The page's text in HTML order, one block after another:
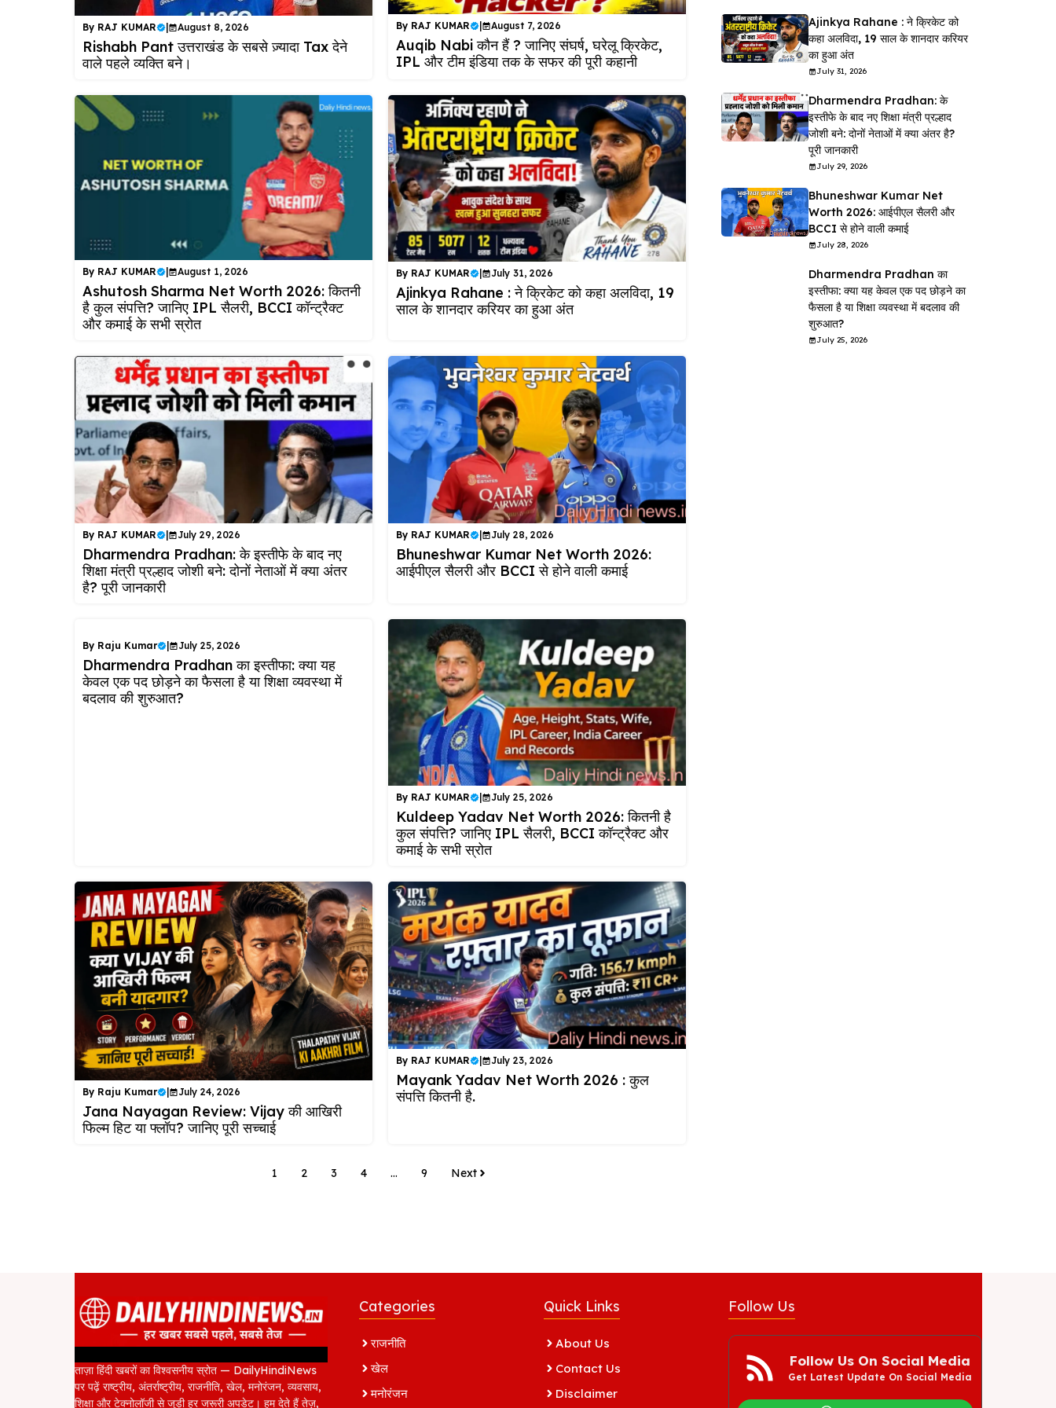
By RAJ KUMAR | August 8, 2026
Rishabh Pant उत्तराखंड के सबसे ज़्यादा Tax देने
वाले पहले व्यक्ति बने।
By RAJ KUMAR | August 7, 2026
Auqib Nabi कौन हैं ? जानिए संघर्ष, घरेलू क्रिकेट,
IPL और टीम इंडिया तक के सफर की पूरी कहानी
By RAJ KUMAR | August 1, 2026
Ashutosh Sharma Net Worth 2026: कितनी
है कुल संपत्ति? जानिए IPL सैलरी, BCCI कॉन्ट्रैक्ट
और कमाई के सभी स्रोत
By RAJ KUMAR | July 31, 2026
Ajinkya Rahane : ने क्रिकेट को कहा अलविदा, 19
साल के शानदार करियर का हुआ अंत
By RAJ KUMAR | July 29, 2026
Dharmendra Pradhan: के इस्तीफे के बाद नए
शिक्षा मंत्री प्रल्हाद जोशी बने: दोनों नेताओं में क्या अंतर
है? पूरी जानकारी
By RAJ KUMAR | July 28, 2026
Bhuneshwar Kumar Net Worth 2026:
आईपीएल सैलरी और BCCI से होने वाली कमाई
By Raju Kumar | July 25, 2026
Dharmendra Pradhan का इस्तीफा: क्या यह
केवल एक पद छोड़ने का फैसला है या शिक्षा व्यवस्था में
बदलाव की शुरुआत?
By RAJ KUMAR | July 25, 2026
Kuldeep Yadav Net Worth 2026: कितनी है
कुल संपत्ति? जानिए IPL सैलरी, BCCI कॉन्ट्रैक्ट और
कमाई के सभी स्रोत
By Raju Kumar | July 24, 2026
Jana Nayagan Review: Vijay की आखिरी
फिल्म हिट या फ्लॉप? जानिए पूरी सच्चाई
By RAJ KUMAR | July 23, 2026
Mayank Yadav Net Worth 2026 : कुल
संपत्ति कितनी है.
1 2 3 4 … 9 Next
Ajinkya Rahane : ने क्रिकेट को
कहा अलविदा, 19 साल के शानदार करियर
का हुआ अंत
July 31, 2026
Dharmendra Pradhan: के
इस्तीफे के बाद नए शिक्षा मंत्री प्रल्हाद
जोशी बने: दोनों नेताओं में क्या अंतर है?
पूरी जानकारी
July 29, 2026
Bhuneshwar Kumar Net
Worth 2026: आईपीएल सैलरी और
BCCI से होने वाली कमाई
July 28, 2026
Dharmendra Pradhan का
इस्तीफा: क्या यह केवल एक पद छोड़ने का
फैसला है या शिक्षा व्यवस्था में बदलाव की
शुरुआत?
July 25, 2026
ताज़ा हिंदी खबरों का विश्वसनीय स्रोत — DailyHindiNews
पर पढ़ें राष्ट्रीय, अंतर्राष्ट्रीय, राजनीति, खेल, मनोरंजन, व्यवसाय,
शिक्षा और टेक्नोलॉजी से जुड़ी हर जरूरी अपडेट। हम देते हैं तेज़,
Categories
राजनीति
खेल
मनोरंजन
Quick Links
About Us
Contact Us
Disclaimer
Follow Us
Follow Us On Social Media
Get Latest Update On Social Media